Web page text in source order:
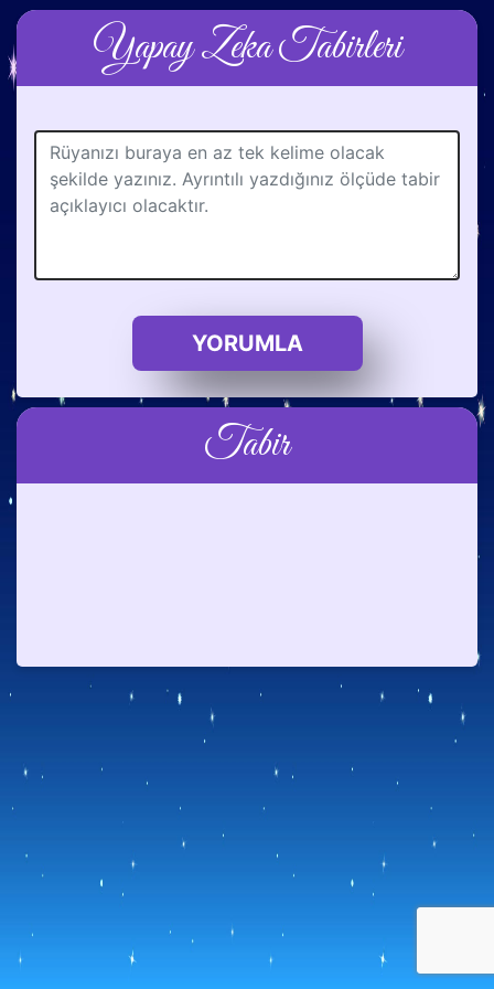
Yapay Zeka Tabirleri
YORUMLA
Tabir